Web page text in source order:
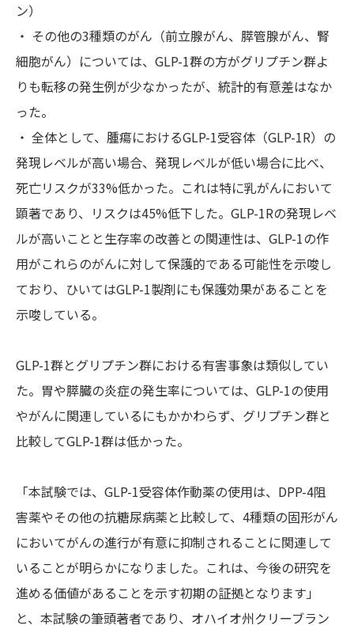
ン）
・ その他の3種類のがん（前立腺がん、膵管腺がん、腎
細胞がん）については、GLP-1群の方がグリプチン群よ
りも転移の発生例が少なかったが、統計的有意差はなか
った。
・ 全体として、腫瘍におけるGLP-1受容体（GLP-1R）の
発現レベルが高い場合、発現レベルが低い場合に比べ、
死亡リスクが33%低かった。これは特に乳がんにおいて
顕著であり、リスクは45%低下した。GLP-1Rの発現レベ
ルが高いことと生存率の改善との関連性は、GLP-1の作
用がこれらのがんに対して保護的である可能性を示唆し
ており、ひいてはGLP-1製剤にも保護効果があることを
示唆している。
GLP-1群とグリプチン群における有害事象は類似してい
た。胃や膵臓の炎症の発生率については、GLP-1の使用
やがんに関連しているにもかかわらず、グリプチン群と
比較してGLP-1群は低かった。
「本試験では、GLP-1受容体作動薬の使用は、DPP-4阻
害薬やその他の抗糖尿病薬と比較して、4種類の固形がん
においてがんの進行が有意に抑制されることに関連して
いることが明らかになりました。これは、今後の研究を
進める価値があることを示す初期の証拠となります」
と、本試験の筆頭著者であり、オハイオ州クリーブラン